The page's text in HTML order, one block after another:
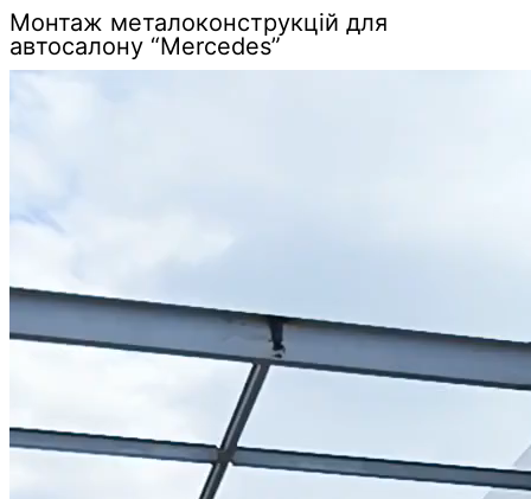
Монтаж металоконструкцій для
автосалону “Mercedes”